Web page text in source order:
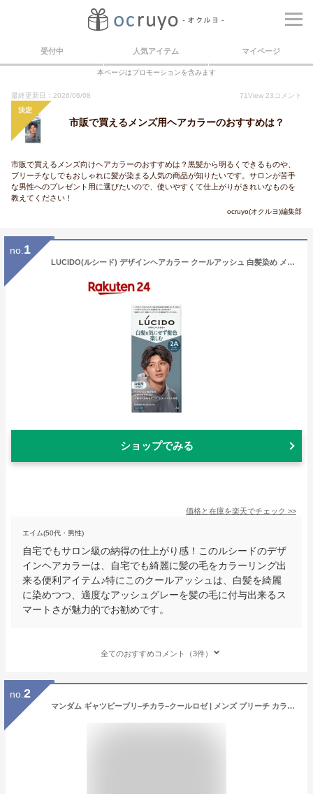
受付中 人気アイテム マイページ
本ページはプロモーションを含みます
最終更新日：2026/06/08 71View 23 コメント
決定
市販で買えるメンズ用ヘアカラーのおすすめは？
市販で買えるメンズ向けヘアカラーのおすすめは？黒髪から明るくできるものや、
ブリーチなしでもおしゃれに髪が染まる人気の商品が知りたいです。サロンが苦手
な男性へのプレゼント用に選びたいので、使いやすくて仕上がりがきれいなものを
教えてください！
ocruyo(オクルヨ)編集部
no. 1
LUCIDO(ルシード) デザインヘアカラー クールアッシュ 白髪染め メンズ(1セット)【ルシード(LUCIDO)】
ショップでみる
価格と在庫を楽天でチェック >>
エイム(50代・男性)
自宅でもサロン級の納得の仕上がり感！このルシードのデザ
インヘアカラーは、自宅でも綺麗に髪の毛をカラーリング出
来る便利アイテム♪特にこのクールアッシュは、白髪を綺麗
に染めつつ、適度なアッシュグレーを髪の毛に付与出来るス
マートさが魅力的でお勧めです。
全てのおすすめコメント（3件）
no. 2
マンダム ギャツビーブリ−チカラ−クールロゼ | メンズ ブリーチ カラーリング ヘアカラー セルフ 髪染め ロゼ ピンク ギャツビー GATSBY おしゃれ染め 簡単 髪色 春カラー トレンド